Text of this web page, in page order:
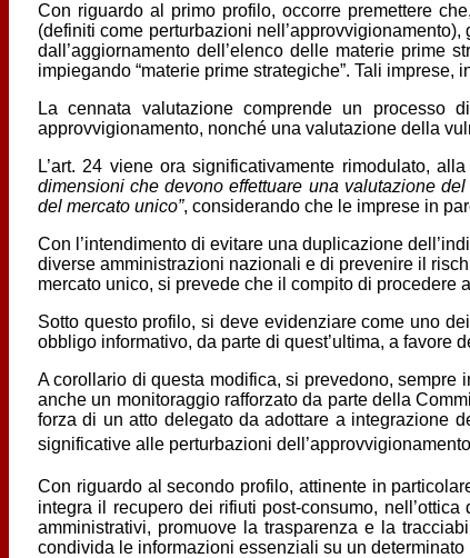
Con riguardo al primo profilo, occorre premettere
(definiti come perturbazioni
dall’aggiornamento dell’elenco delle materie prime
impiegando “materie prime strategiche”. Tali
La cennata valutazione comprende un processo
approvvigionamento, nonché una valutazione della
L’art. 24 viene ora significativamente rimodulato,
dimensioni che devono effettuare una valutazione
del mercato unico”, considerando che le imprese in
Con l’intendimento di evitare una duplicazione
diverse amministrazioni nazionali e di prevenire il
mercato unico, si prevede che il compito di procedere
Sotto questo profilo, si deve evidenziare come uno
obbligo informativo, da parte di quest’ultima, a favore
A corollario di questa modifica, si prevedono, sempre
anche un monitoraggio rafforzato da parte della
forza di un atto delegato da adottare a integrazione
significative alle perturbazioni dell’approvvigionamento
Con riguardo al secondo profilo, attinente in
integra il recupero dei rifiuti post-consumo,
amministrativi, promuove la trasparenza e la
condivida le informazioni essenziali su un